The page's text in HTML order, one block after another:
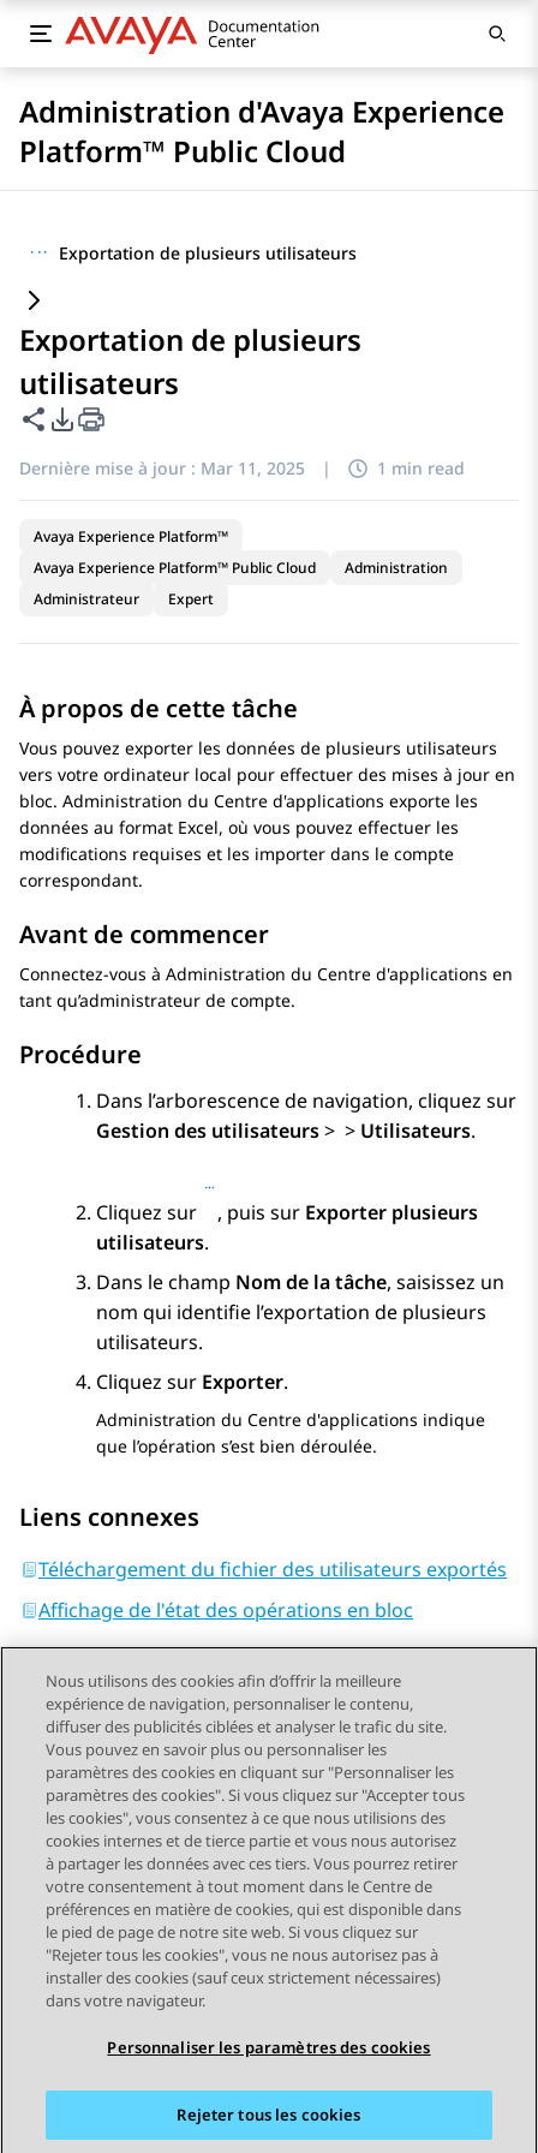
Administration d'Avaya Experience
Platform™ Public Cloud
··· Exportation de plusieurs utilisateurs
Exportation de plusieurs
utilisateurs
Partager cette page
Options d'exportation PDF
Dernière mise à jour : Mar 11, 2025 | 1 min read
Avaya Experience Platform™
Avaya Experience Platform™ Public Cloud
Administration
Administrateur
Expert
À propos de cette tâche
Vous pouvez exporter les données de plusieurs utilisateurs
vers votre ordinateur local pour effectuer des mises à jour en
bloc. Administration du Centre d'applications exporte les
données au format Excel, où vous pouvez effectuer les
modifications requises et les importer dans le compte
correspondant.
Avant de commencer
Connectez-vous à Administration du Centre d'applications en
tant qu’administrateur de compte.
Procédure
Dans l’arborescence de navigation, cliquez sur
Gestion des utilisateurs> > Utilisateurs.
Cliquez sur , puis sur Exporter plusieurs
utilisateurs.
Dans le champ Nom de la tâche, saisissez un
nom qui identifie l’exportation de plusieurs
utilisateurs.
Cliquez sur Exporter.
Administration du Centre d'applications indique
que l’opération s’est bien déroulée.
Liens connexes
Téléchargement du fichier des utilisateurs exportés
Affichage de l'état des opérations en bloc
Send Feedback
Navigation par sujet
Sujet précédent Sujet suivant
STAY CONNECTED
Conditions d'utilisation
Nous utilisons des cookies afin d’offrir la meilleure
expérience de navigation, personnaliser le contenu,
diffuser des publicités ciblées et analyser le trafic du site.
Vous pouvez en savoir plus ou personnaliser les
paramètres des cookies en cliquant sur "Personnaliser les
paramètres des cookies". Si vous cliquez sur "Accepter tous
les cookies", vous consentez à ce que nous utilisions des
cookies internes et de tierce partie et vous nous autorisez
à partager les données avec ces tiers. Vous pourrez retirer
votre consentement à tout moment dans le Centre de
préférences en matière de cookies, qui est disponible dans
le pied de page de notre site web. Si vous cliquez sur
"Rejeter tous les cookies", vous ne nous autorisez pas à
installer des cookies (sauf ceux strictement nécessaires)
dans votre navigateur.
Personnaliser les paramètres des cookies
Rejeter tous les cookies